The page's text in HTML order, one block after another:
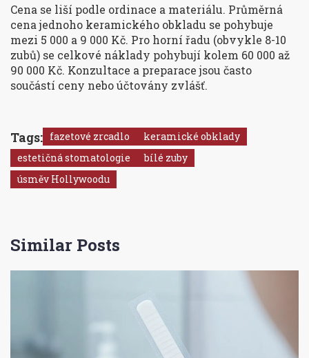
Cena se liší podle ordinace a materiálu. Průměrná
cena jednoho keramického obkladu se pohybuje
mezi 5 000 a 9 000 Kč. Pro horní řadu (obvykle 8-10
zubů) se celkové náklady pohybují kolem 60 000 až
90 000 Kč. Konzultace a preparace jsou často
součástí ceny nebo účtovány zvlášť.
Tags: fazetové zrcadlo
keramické obklady
estetičná stomatologie
bílé zuby
úsměv Hollywoodu
Similar Posts